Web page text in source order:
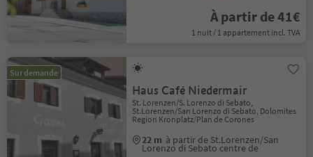
À partir de 41€
1 nuit / 1 appartement incl. TVA
Sur demande
Haus Café Niedermair
St. Lorenzen/S. Lorenzo di Sebato,
St.Lorenzen/San Lorenzo di Sebato, Dolomites
Region Kronplatz/Plan de Corones
22 m à partir de St.Lorenzen/San
Lorenzo di Sebato centre de